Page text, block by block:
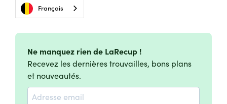
Français
Ne manquez rien de LaRecup !
Recevez les dernières trouvailles, bons plans
et nouveautés.